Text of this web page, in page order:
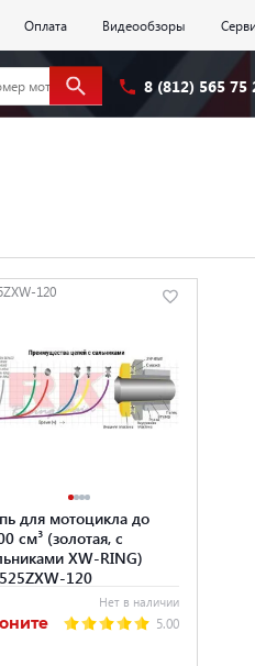
Оплата Видеообзоры
8 (812) 565 75
120
для мотоцикла до
см³ (золотая, с
XW-RING)
120
Нет в наличии
5.00